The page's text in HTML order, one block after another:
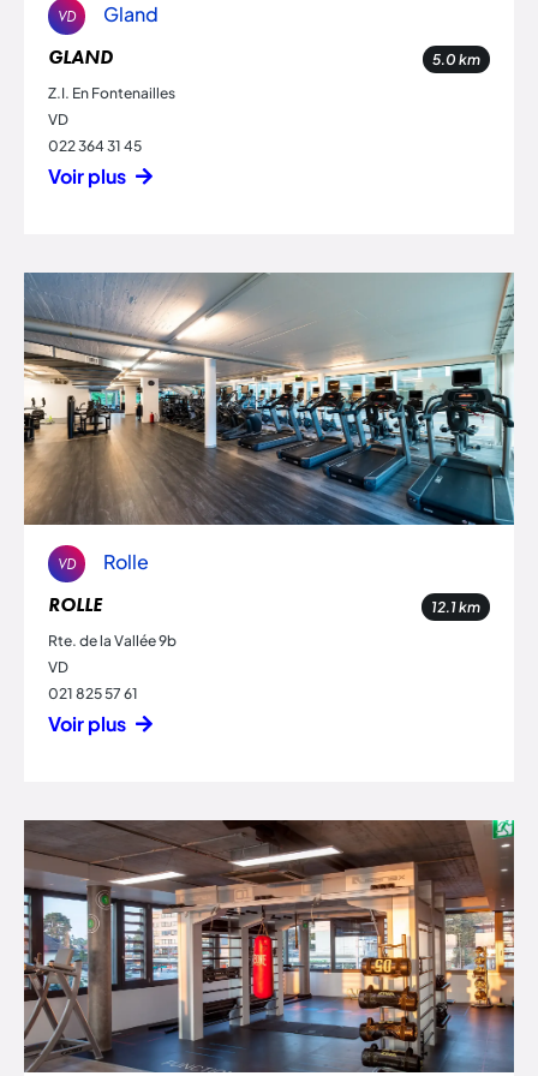
VD Gland
GLAND 5.0 km
Z.I. En Fontenailles
VD
022 364 31 45
Voir plus
VD Rolle
ROLLE 12.1km
Rte. de la Vallée 9b
VD
021 825 57 61
Voir plus